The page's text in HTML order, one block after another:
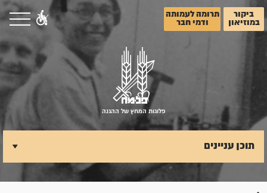
ביקור
במוזיאון
תרומה לעמותה
ודמי חבר
פלוגות המחץ של ההגנה
תוכן עניינים